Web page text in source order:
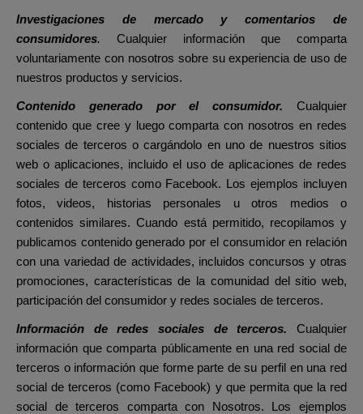
Investigaciones de mercado y comentarios de
consumidores. Cualquier información que comparta
voluntariamente con nosotros sobre su experiencia de uso de
nuestros productos y servicios.
Contenido generado por el consumidor. Cualquier
contenido que cree y luego comparta con nosotros en redes
sociales de terceros o cargándolo en uno de nuestros sitios
web o aplicaciones, incluido el uso de aplicaciones de redes
sociales de terceros como Facebook. Los ejemplos incluyen
fotos, videos, historias personales u otros medios o
contenidos similares. Cuando está permitido, recopilamos y
publicamos contenido generado por el consumidor en relación
con una variedad de actividades, incluidos concursos y otras
promociones, características de la comunidad del sitio web,
participación del consumidor y redes sociales de terceros.
Información de redes sociales de terceros. Cualquier
información que comparta públicamente en una red social de
terceros o información que forme parte de su perfil en una red
social de terceros (como Facebook) y que permita que la red
social de terceros comparta con Nosotros. Los ejemplos